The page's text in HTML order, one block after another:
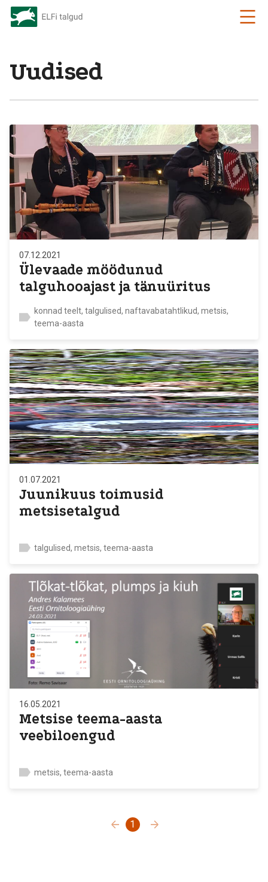
Uudised
07.12.2021
Ülevaade möödunud
talguhooajast ja tänuüritus
konnad teelt, talgulised, naftavabatahtlikud, metsis,
teema-aasta
01.07.2021
Juunikuus toimusid
metsisetalgud
talgulised, metsis, teema-aasta
16.05.2021
Metsise teema-aasta
veebiloengud
metsis, teema-aasta
1